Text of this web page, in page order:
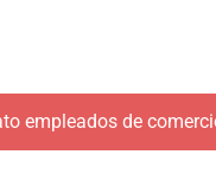
empleados de